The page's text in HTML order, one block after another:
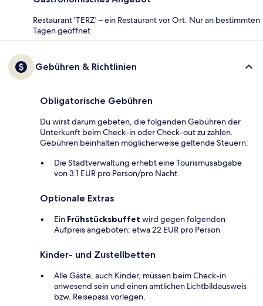
Restaurant 'TERZ' – ein Restaurant vor Ort. Nur an bestimmten
Tagen geöffnet
Gebühren & Richtlinien
Obligatorische Gebühren
Du wirst darum gebeten, die folgenden Gebühren der
Unterkunft beim Check-in oder Check-out zu zahlen.
Gebühren beinhalten möglicherweise geltende Steuern:
Die Stadtverwaltung erhebt eine Tourismusabgabe
von 3.1 EUR pro Person/pro Nacht.
Optionale Extras
Ein Frühstücksbuffet wird gegen folgenden
Aufpreis angeboten: etwa 22 EUR pro Person
Kinder- und Zustellbetten
Alle Gäste, auch Kinder, müssen beim Check-in
anwesend sein und einen amtlichen Lichtbildausweis
bzw. Reisepass vorlegen.